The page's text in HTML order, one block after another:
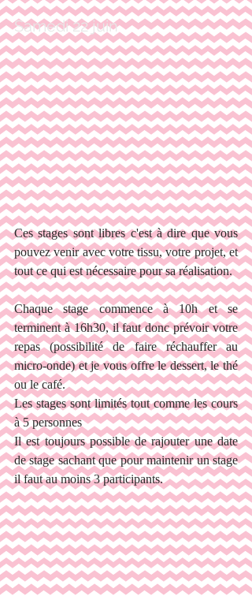
Samedi 22 juin
Ces stages sont libres c'est à dire que vous
pouvez venir avec votre tissu, votre projet, et
tout ce qui est nécessaire pour sa réalisation.
Chaque stage commence à 10h et se
terminent à 16h30, il faut donc prévoir votre
repas (possibilité de faire réchauffer au
micro-onde) et je vous offre le dessert, le thé
ou le café.
Les stages sont limités tout comme les cours
à 5 personnes
Il est toujours possible de rajouter une date
de stage sachant que pour maintenir un stage
il faut au moins 3 participants.